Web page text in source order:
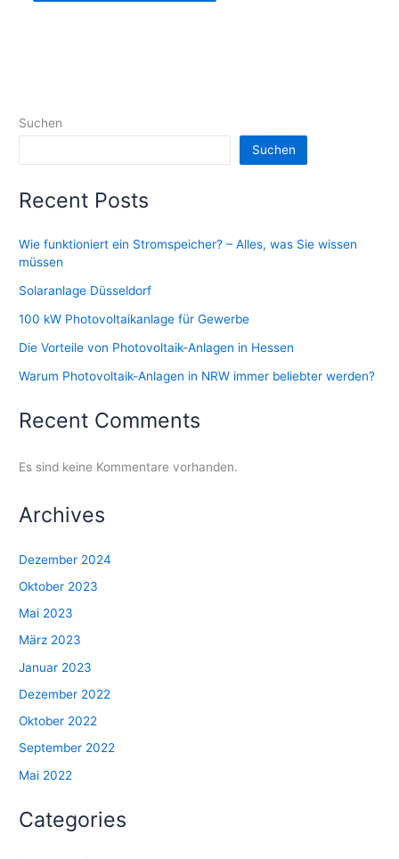
Suchen
Suchen
Recent Posts
Wie funktioniert ein Stromspeicher? – Alles, was Sie wissen
müssen
Solaranlage Düsseldorf
100 kW Photovoltaikanlage für Gewerbe
Die Vorteile von Photovoltaik-Anlagen in Hessen
Warum Photovoltaik-Anlagen in NRW immer beliebter werden?
Recent Comments
Es sind keine Kommentare vorhanden.
Archives
Dezember 2024
Oktober 2023
Mai 2023
März 2023
Januar 2023
Dezember 2022
Oktober 2022
September 2022
Mai 2022
Categories